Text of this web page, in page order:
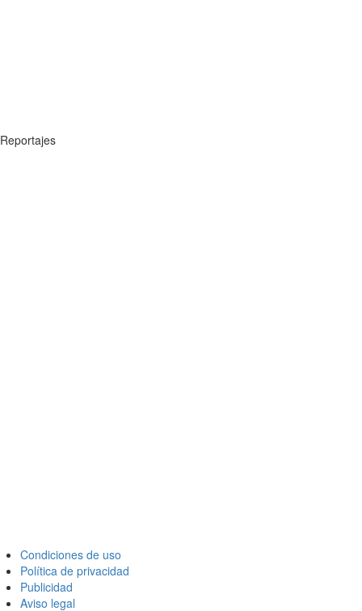
Reportajes
Condiciones de uso
Política de privacidad
Publicidad
Aviso legal